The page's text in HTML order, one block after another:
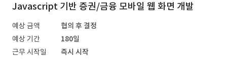
Javascript 기반 증권/금융 모바일 웹 화면 개발
예상 금액
협의 후 결정
예상 기간
180일
근무 시작일
즉시 시작